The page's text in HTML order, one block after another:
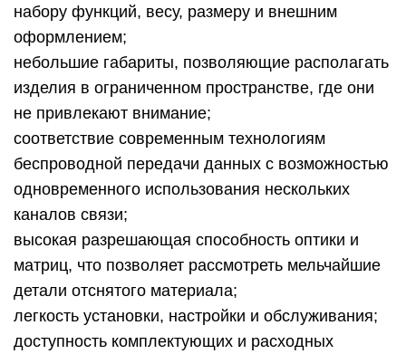
набору функций, весу, размеру и внешним
оформлением;
небольшие габариты, позволяющие располагать
изделия в ограниченном пространстве, где они
не привлекают внимание;
соответствие современным технологиям
беспроводной передачи данных с возможностью
одновременного использования нескольких
каналов связи;
высокая разрешающая способность оптики и
матриц, что позволяет рассмотреть мельчайшие
детали отснятого материала;
легкость установки, настройки и обслуживания;
доступность комплектующих и расходных